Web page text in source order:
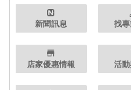
新聞訊息 找
店家優惠情報 活